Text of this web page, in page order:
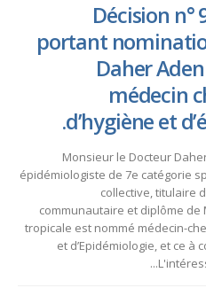
Décision n°
portant
Daher
médecin
d’hygiène et
Monsieur le Docteur
épidémiologiste de 7e catégorie
collective, titulaire
communautaire et diplôme de
tropicale est nommé médecin-
et d’Epidémiologie, et ce à